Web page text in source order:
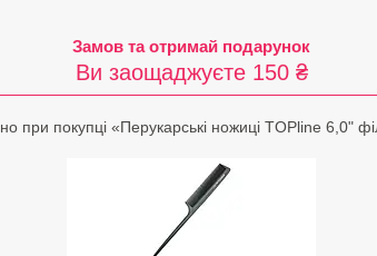
Замов та отримай подарунок
Ви заощаджуєте 150 ₴
при покупці «Перукарські ножиці TOPline 6,0"